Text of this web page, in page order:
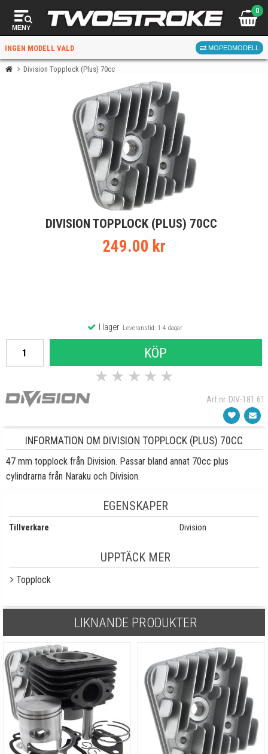
MENY
0
INGEN MODELL VALD MOPEDMODELL
VÄLJ MOPEDFÖR RÄTT DELAR
VÄLJ
När du valt kommer butiken visa delar för vald moped
och universella produkter.
Division Topplock (Plus) 70cc
DIVISION TOPPLOCK (PLUS) 70CC
249.00 kr
I lagerLeveranstid: 1-4 dagar
KÖP
★ ★ ★ ★ ★
Art.nr. DIV-181.61
INFORMATION OM DIVISION TOPPLOCK (PLUS) 70CC
47 mm topplock från Division. Passar bland annat 70cc plus
cylindrarna från Naraku och Division.
EGENSKAPER
Tillverkare Division
UPPTÄCK MER
Topplock
LIKNANDE PRODUKTER